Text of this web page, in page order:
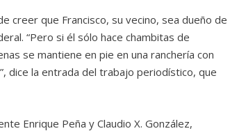
creer que Francisco, su vecino, sea dueño de
“Pero si él sólo hace chambitas de
se mantiene en pie en una ranchería con
dice la entrada del trabajo periodístico, que
Enrique Peña y Claudio X. González,